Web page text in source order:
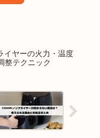
イヤーの火力・温度
整テクニック